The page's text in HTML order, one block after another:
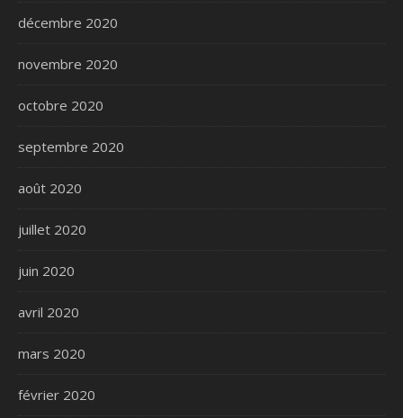
décembre 2020
novembre 2020
octobre 2020
septembre 2020
août 2020
juillet 2020
juin 2020
avril 2020
mars 2020
février 2020